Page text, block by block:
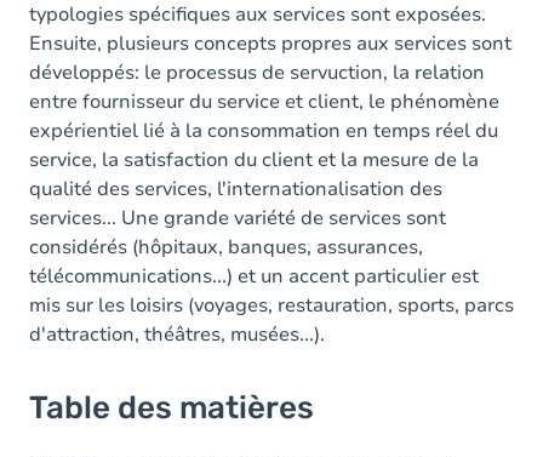
typologies spécifiques aux services sont exposées.
Ensuite, plusieurs concepts propres aux services sont
développés: le processus de servuction, la relation
entre fournisseur du service et client, le phénomène
expérientiel lié à la consommation en temps réel du
service, la satisfaction du client et la mesure de la
qualité des services, l'internationalisation des
services... Une grande variété de services sont
considérés (hôpitaux, banques, assurances,
télécommunications...) et un accent particulier est
mis sur les loisirs (voyages, restauration, sports, parcs
d'attraction, théâtres, musées...).
Table des matières